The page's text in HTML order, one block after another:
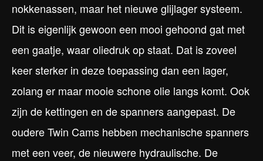
nokkenassen, maar het nieuwe glijlager systeem.
Dit is eigenlijk gewoon een mooi gehoond gat met
een gaatje, waar oliedruk op staat. Dat is zoveel
keer sterker in deze toepassing dan een lager,
zolang er maar mooie schone olie langs komt. Ook
zijn de kettingen en de spanners aangepast. De
oudere Twin Cams hebben mechanische spanners
met een veer, de nieuwere hydraulische. De